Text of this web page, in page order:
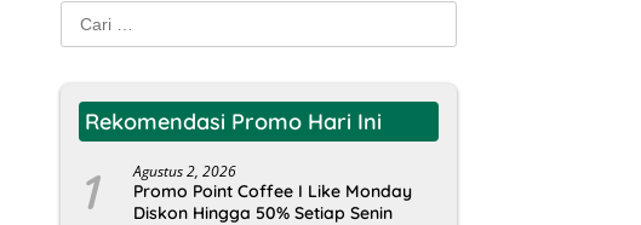
Cari
untuk:
Rekomendasi Promo Hari Ini
1 Agustus 2, 2026
Promo Point Coffee I Like Monday
Diskon Hingga 50% Setiap Senin